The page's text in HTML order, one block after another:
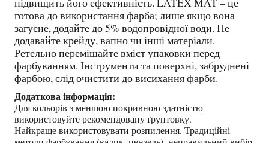
готова до використання фарба; лише якщо вона
загусне, додайте до 5% водопровідної води. Не
додавайте крейду, вапно чи інші матеріали.
Ретельно перемішайте вміст упаковки перед
фарбуванням. Інструменти та поверхні, забруднені
фарбою, слід очистити до висихання фарби.
Додаткова інформація:
Для кольорів з меншою покривною здатністю
використовуйте рекомендовану ґрунтовку.
Найкраще використовувати розпилення. Традиційні